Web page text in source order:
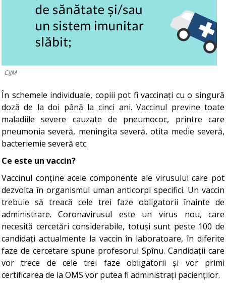
CIJM
În schemele individuale, copiii pot fi vaccinați cu o singură
doză de la doi până la cinci ani. Vaccinul previne toate
maladiile severe cauzate de pneumococ, printre care
pneumonia severă, meningita severă, otita medie severă,
bacteriemie severă etc.
Ce este un vaccin?
Vaccinul conține acele componente ale virusului care pot
dezvolta în organismul uman anticorpi specifici. Un vaccin
trebuie să treacă cele trei faze obligatorii înainte de
administrare. Coronavirusul este un virus nou, care
necesită cercetări considerabile, totuși sunt peste 100 de
candidați actualmente la vaccin în laboratoare, în diferite
faze de cercetare spune profesorul Spînu. Candidații care
vor trece de cele trei faze obligatorii și vor primi
certificarea de la OMS vor putea fi administrați pacienților.